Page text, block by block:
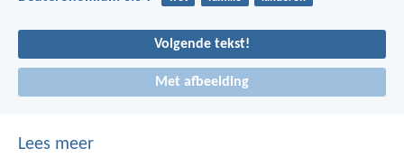
Volgende tekst!
Met afbeelding
Lees meer